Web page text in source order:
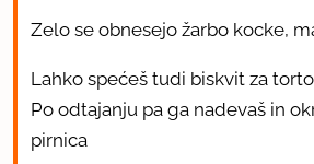
Zelo se obnesejo žarbo kocke,
Lahko spećeš tudi biskvit za
Po odtajanju pa ga nadevaš in
pirnica